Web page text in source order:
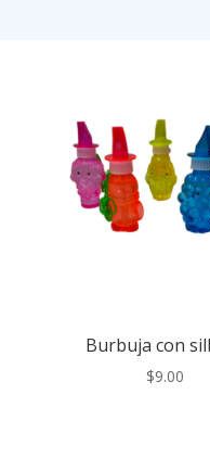
Burbuja con
$9.00